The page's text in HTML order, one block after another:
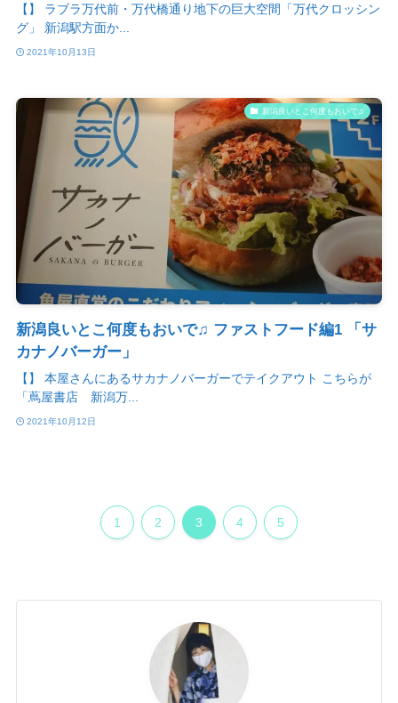
【】 ラブラ万代前・万代橋通り地下の巨大空間「万代クロッシン
グ」 新潟駅方面か...
2021年10月13日
新潟良いとこ何度もおいで♫
新潟良いとこ何度もおいで♫ ファストフード編1 「サ
カナノバーガー」
【】 本屋さんにあるサカナノバーガーでテイクアウト こちらが
「蔦屋書店 新潟万...
2021年10月12日
1 2 3 4 5